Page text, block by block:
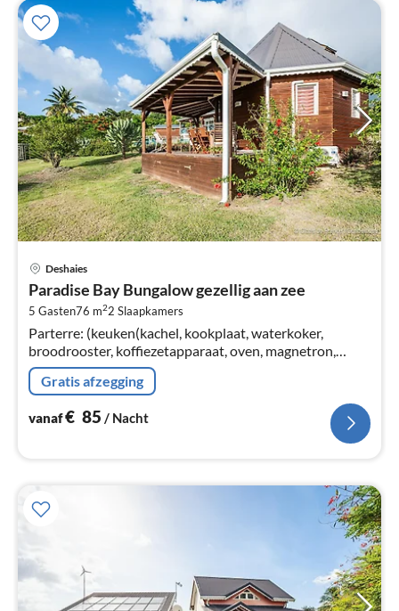
Deshaies
Paradise Bay Bungalow gezellig aan zee
5 Gasten76 m22 Slaapkamers
Parterre: (keuken(kachel, kookplaat, waterkoker,
broodrooster, koffiezetapparaat, oven, magnetron,
koelkast, (), ()), woon/eetkamer(eettafel, zithoek),
slaapkamer(2-pers.
Gratis afzegging
vanaf€ 85 / Nacht